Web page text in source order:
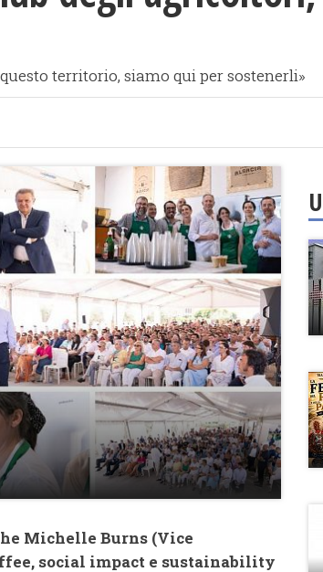
territorio, siamo qui per sostenerli»
Michelle Burns (Vice
social impact e sustainability